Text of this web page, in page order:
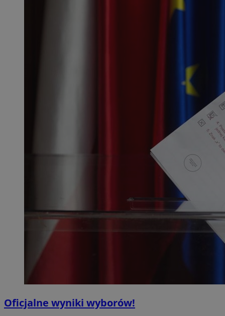
Oficjalne wyniki wyborów!